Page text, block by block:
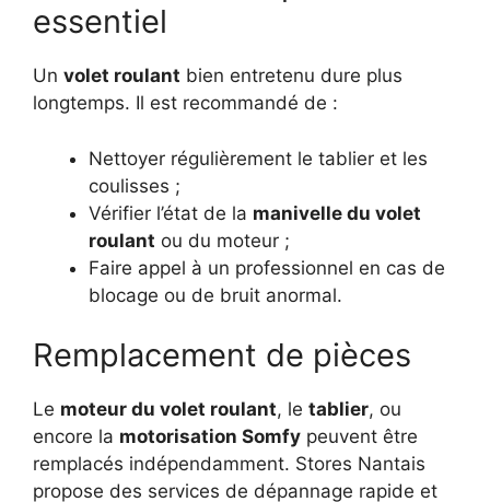
essentiel
Un volet roulant bien entretenu dure plus
longtemps. Il est recommandé de :
Nettoyer régulièrement le tablier et les
coulisses ;
Vérifier l’état de la manivelle du volet
roulant ou du moteur ;
Faire appel à un professionnel en cas de
blocage ou de bruit anormal.
Remplacement de pièces
Le moteur du volet roulant, le tablier, ou
encore la motorisation Somfy peuvent être
remplacés indépendamment. Stores Nantais
propose des services de dépannage rapide et